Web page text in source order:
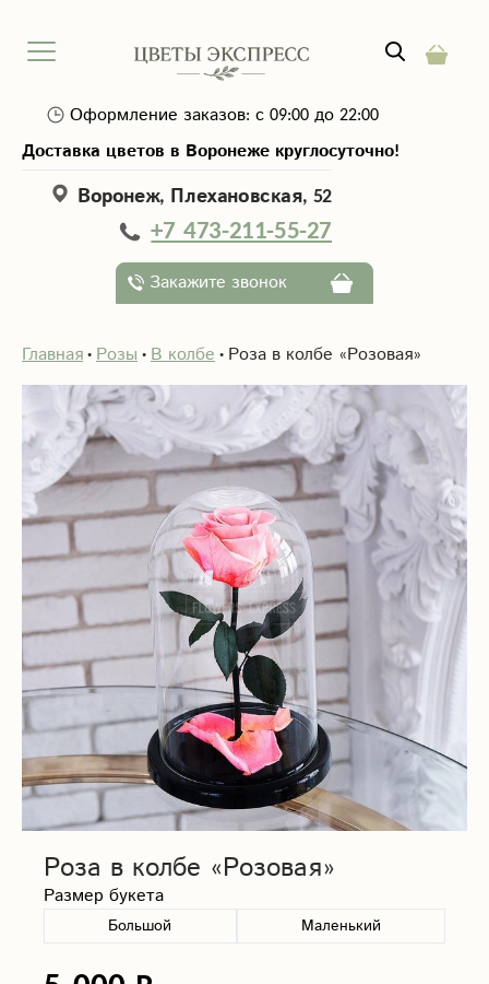
Оформление заказов: с 09:00 до 22:00
Доставка цветов в Воронеже круглосуточно!
Воронеж, Плехановская, 52
+7 473-211-55-27
Закажите звонок
Главная Розы В колбе Роза в колбе «Розовая»
Роза в колбе «Розовая»
Размер букета
Большой Маленький